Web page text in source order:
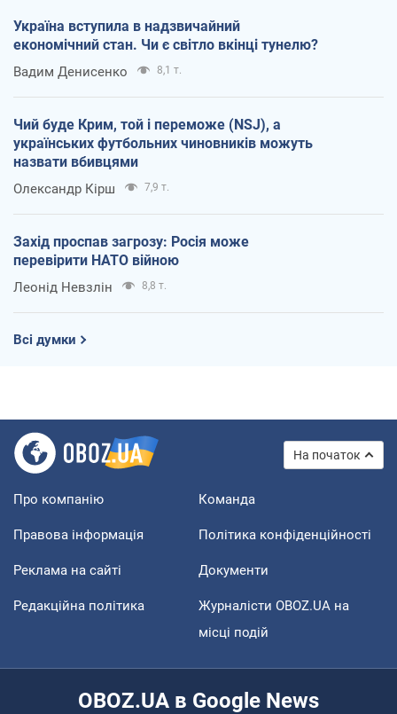
Україна вступила в надзвичайний
економічний стан. Чи є світло вкінці тунелю?
Вадим Денисенко 8,1 т.
Чий буде Крим, той і переможе (NSJ), а
українських футбольних чиновників можуть
назвати вбивцями
Олександр Кірш 7,9 т.
Захід проспав загрозу: Росія може
перевірити НАТО війною
Леонід Невзлін 8,8 т.
Всі думки
На початок
Про компанію Команда
Правова інформація Політика конфіденційності
Реклама на сайті Документи
Редакційна політика
Журналісти OBOZ.UA на
місці подій
OBOZ.UA в Google News